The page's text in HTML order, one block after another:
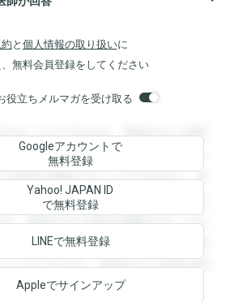
と 個人情報の取り扱いに
無料会員登録をしてください
役立ちメルマガを受け取る
ることができます。登録すると回答
す。登録すると回答を閲覧すること
回答を閲覧することができます。登
ことができます。登録すると回答を
。登録すると回答を閲覧することが
答を閲覧することができます。登録
とができます。登録すると回答を閲
Googleアカウントで
無料登録
Yahoo! JAPAN ID
で無料登録
LINEで無料登録
Appleでサインアップ